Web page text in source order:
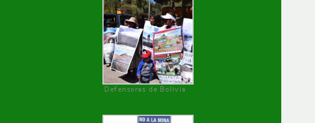
Defensoras de Bolivia